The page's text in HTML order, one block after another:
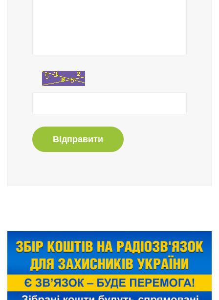
Відправити